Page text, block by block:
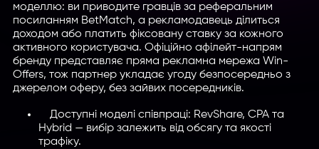
моделлю: ви приводите гравців за реферальним
посиланням BetMatch, а рекламодавець ділиться
доходом або платить фіксовану ставку за кожного
активного користувача. Офіційно афілейт-напрям
бренду представляє пряма рекламна мережа Win-
Offers, тож партнер укладає угоду безпосередньо з
джерелом оферу, без зайвих посередників.
Доступні моделі співпраці: RevShare, CPA та
Hybrid — вибір залежить від обсягу та якості
трафіку.